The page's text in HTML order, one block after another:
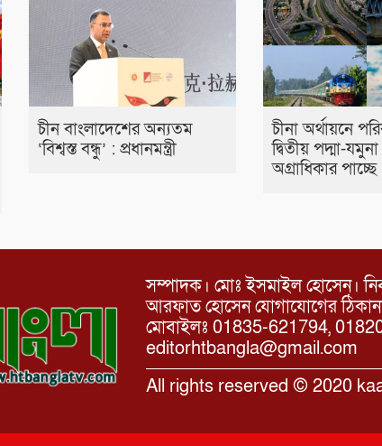
চীন বাংলাদেশের অন্যতম
‘বিশ্বস্ত বন্ধু’ : প্রধানমন্ত্রী
চীনা অর্থায়নে
দ্বিতীয় পদ্মা-
অগ্রাধিকার পাচ্ছে
সম্পাদক। মোঃ ইসমাইল হোসেন।
আরফাত হোসেন যোগাযোগের
মোবাইলঃ 01835-621794,
editorhtbangla@gmail.com
All rights reserved © 2020